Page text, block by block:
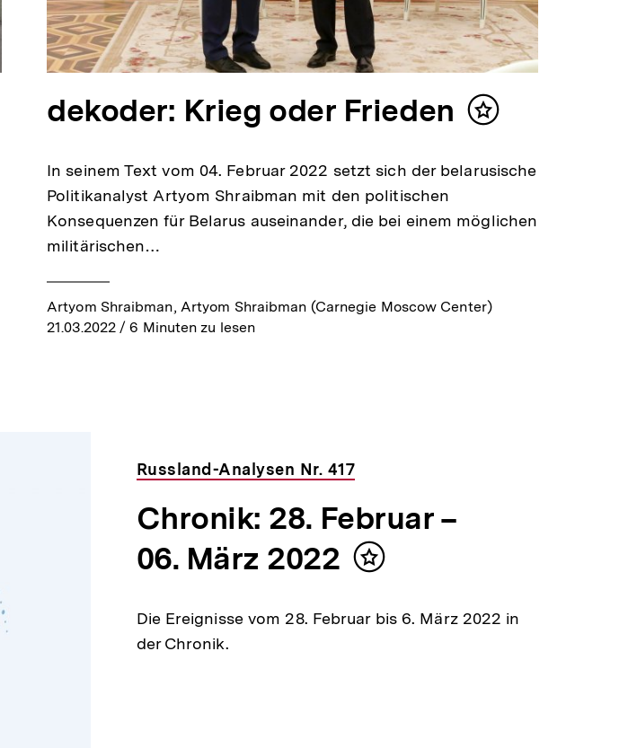
dekoder: Krieg oder Frieden
Inhalt
In seinem Text vom 04. Februar 2022 setzt sich der belarusische
Politikanalyst Artyom Shraibman mit den politischen
Konsequenzen für Belarus auseinander, die bei einem möglichen
militärischen…
Artyom Shraibman, Artyom Shraibman (Carnegie Moscow Center)
21.03.2022 / 6 Minuten zu lesen
Russland-Analysen Nr. 417
Chronik: 28. Februar –
06. März 2022
Inhalt
Die Ereignisse vom 28. Februar bis 6. März 2022 in
der Chronik.